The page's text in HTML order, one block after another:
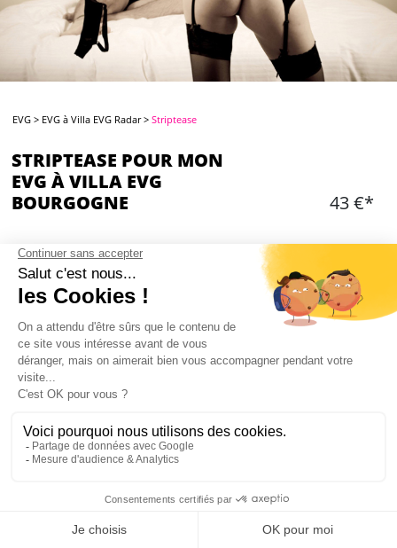
EVG > EVG à Villa EVG Radar>Striptease
STRIPTEASE POUR MON
EVG À VILLA EVG
BOURGOGNE
43 €*
CONTENU
Striptease à la Villa
La stripteaseuse se déplace et assure un show
STRIPTEASE À VILLA EVG RADAR :
PRÉSENTATION
Un apéro entre potes, c'est toujours sympa, avec une stripteaseuse,
effectue un show d'environ 15 min pour le futur marié. C'estincroyable